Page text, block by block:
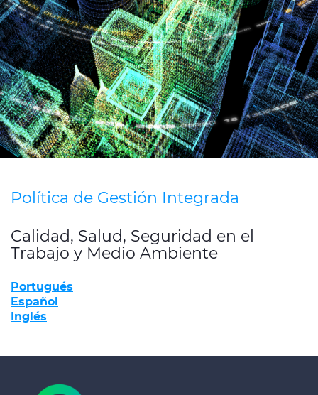
Sustentabilidad
Medios de comunicación
Ética e Integridad
Contáctenos
Política de Gestión Integrada
Calidad, Salud, Seguridad en el
Trabajo y Medio Ambiente
Portugués
Español
Inglés